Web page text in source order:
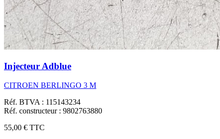
Injecteur Adblue
CITROEN BERLINGO 3 M
Réf. BTVA : 115143234
Réf. constructeur : 9802763880
55,00 € TTC